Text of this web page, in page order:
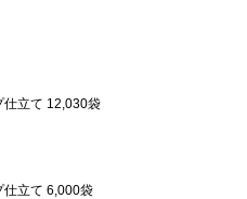
仕立て 12,030袋
仕立て 6,000袋